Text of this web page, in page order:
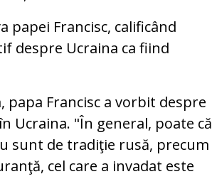
papei Francisc, calificând
despre Ucraina ca fiind
Francisc a vorbit despre
Ucraina. "În general, poate că
sunt de tradiţie rusă, precum
cel care a invadat este